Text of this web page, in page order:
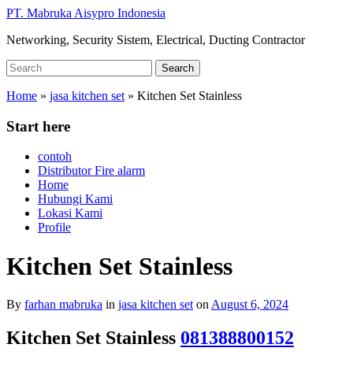
Skip
main
PT. Mabruka Aisypro Indonesia
Networking, Security Sistem, Electrical, Ducting Contractor
Search
for:
Search
Home » jasa kitchen set » Kitchen Set Stainless
Start here
contoh
Distributor Fire alarm
Home
Hubungi Kami
Lokasi Kami
Profile
Kitchen Set Stainless
By farhan mabruka in jasa kitchen set on August 6, 2024
Kitchen Set Stainless 081388800152